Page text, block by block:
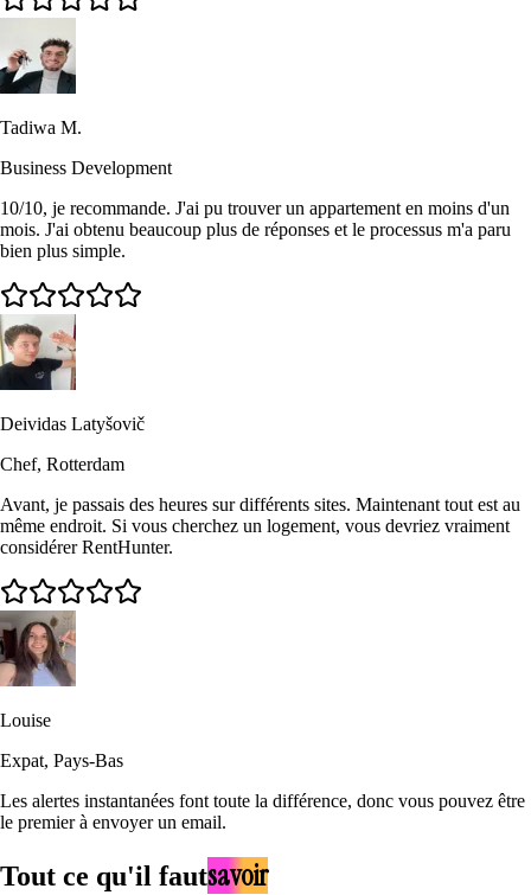
Tadiwa M.
Business Development
10/10, je recommande. J'ai pu trouver un appartement en moins d'un
mois. J'ai obtenu beaucoup plus de réponses et le processus m'a paru
bien plus simple.
Deividas Latyšovič
Chef, Rotterdam
Avant, je passais des heures sur différents sites. Maintenant tout est au
même endroit. Si vous cherchez un logement, vous devriez vraiment
considérer RentHunter.
Louise
Expat, Pays-Bas
Les alertes instantanées font toute la différence, donc vous pouvez être
le premier à envoyer un email.
Tout ce qu'il fautsavoir